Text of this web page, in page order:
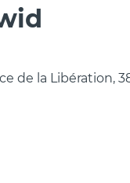
de la Libération,